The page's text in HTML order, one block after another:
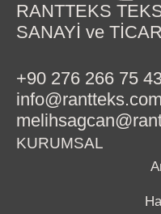
RANTTEKS
SANAYİ ve
+90 276 266 75
info@rantteks.com
KURUMSAL